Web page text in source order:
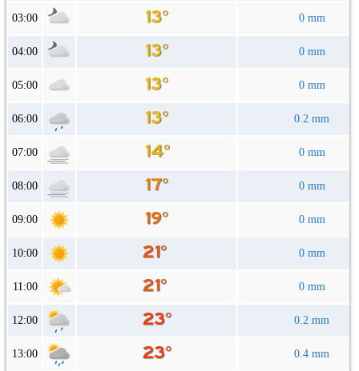
03:00 0 mm
04:00 0 mm
05:00 0 mm
06:00 0.2 mm
07:00 0 mm
08:00 0 mm
09:00 0 mm
10:00 0 mm
11:00 0 mm
12:00 0.2 mm
13:00 0.4 mm